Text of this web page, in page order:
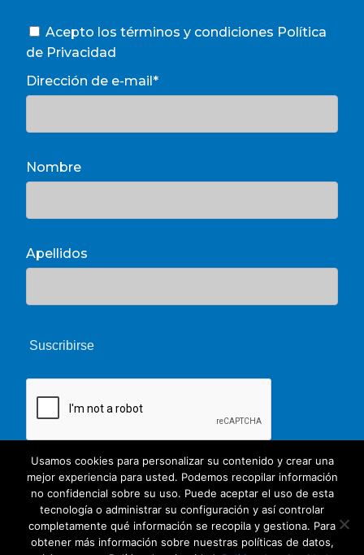
Acepto los términos y condiciones Política
de Privacidad
Dirección de e-mail*
Nombre
Apellidos
© 2026 Unate. CC Creative Commons
Usamos cookies para personalizar su contenido y crear una
mejor experiencia para usted. Podemos recopilar información
no confidencial sobre su uso. Puede aceptar el uso de esta
tecnología o administrar su configuración y así controlar
completamente qué información se recopila y gestiona. Para
obtener más información sobre nuestras políticas de datos,